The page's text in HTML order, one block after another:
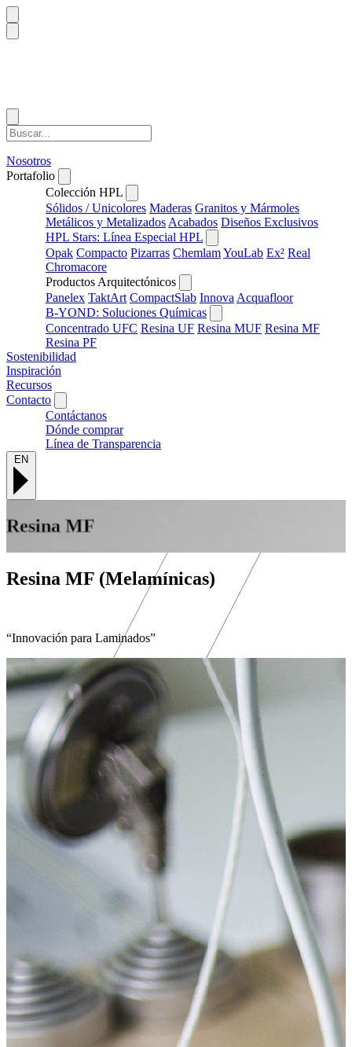
Nosotros
Portafolio
Colección HPL
Sólidos / Unicolores Maderas Granitos y Mármoles
Metálicos y Metalizados Acabados Diseños Exclusivos
HPL Stars: Línea Especial HPL
Opak Compacto Pizarras ChemlamYouLab Ex² Real
Chromacore
Productos Arquitectónicos
Panelex TaktArt CompactSlab Innova Acquafloor
B-YOND: Soluciones Químicas
Concentrado UFC Resina UF Resina MUF Resina MF
Resina PF
Sostenibilidad
Inspiración
Recursos
Contacto
Contáctanos
Dónde comprar
Línea de Transparencia
EN
Resina MF
Resina MF (Melamínicas)
“Innovación para Laminados”